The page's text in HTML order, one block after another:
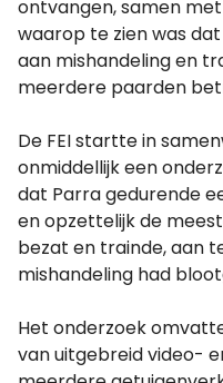
ontvangen, samen
waarop te zien was
aan mishandeling en
meerdere paarden
De FEI startte in
onmiddellijk een
dat Parra gedurende
en opzettelijk de
bezat en trainde, aan
mishandeling had
Het onderzoek
van uitgebreid video-